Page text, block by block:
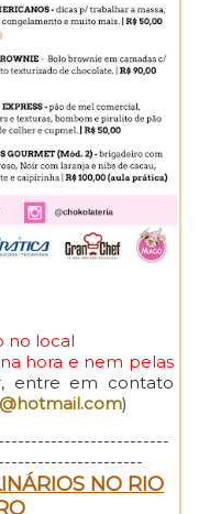
no local
hora e nem pelas
entre em contato
)
NO RIO